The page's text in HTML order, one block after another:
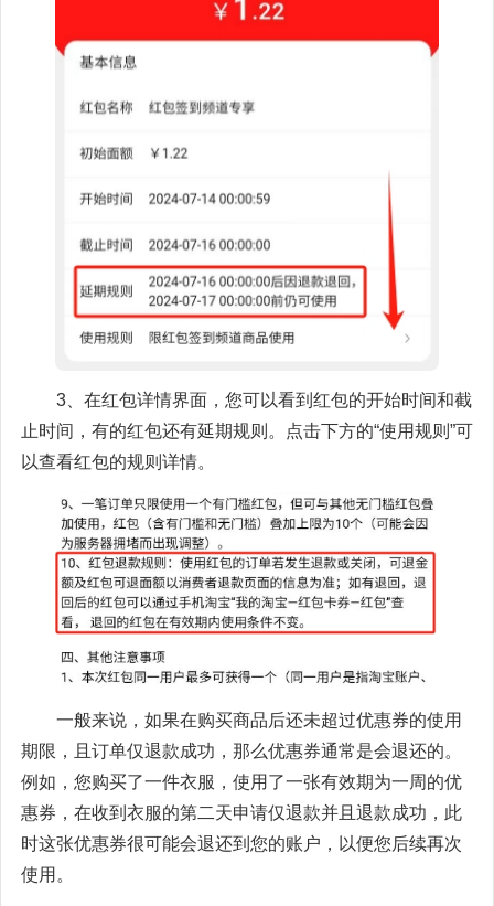
3、在红包详情界面，您可以看到红包的开始时间和截
止时间，有的红包还有延期规则。点击下方的“使用规则”可
以查看红包的规则详情。
一般来说，如果在购买商品后还未超过优惠券的使用
期限，且订单仅退款成功，那么优惠券通常是会退还的。
例如，您购买了一件衣服，使用了一张有效期为一周的优
惠券，在收到衣服的第二天申请仅退款并且退款成功，此
时这张优惠券很可能会退还到您的账户，以便您后续再次
使用。